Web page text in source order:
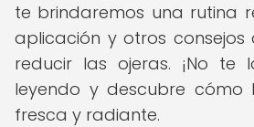
te brindaremos una rutina
aplicación y otros consejos
reducir las ojeras. ¡No te
leyendo y descubre cómo
fresca y radiante.